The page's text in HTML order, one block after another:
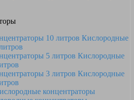
Кислородные
Кислородные
Кислородные